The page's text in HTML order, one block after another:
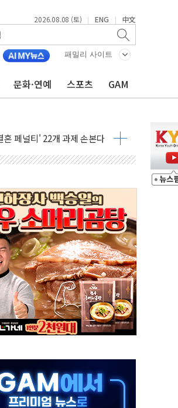
2026.08.08 (토) | ENG | 中文
패밀리 사이트
문화·연예 스포츠 GAM
족 현실화
에 치여 사망
숨져
망·1명 실종
시민 연대로 목소리 내야"
포
연설서 신경전 고조
"·野 "졸속 국정"
높은 물결
응기구 가동
제 철폐
립…전원 구조
유성우 관측
호우경보 발효
사
감온도 38도 넘으면 중단